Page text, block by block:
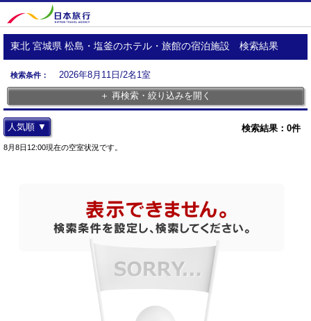
東北 宮城県 松島・塩釜のホテル・旅館の宿泊施設 検索結果
検索条件：
2026年8月11日/2名1室
＋ 再検索・絞り込みを開く
検索結果： 0件
人気順 ▼
8月8日12:00現在の空室状況です。